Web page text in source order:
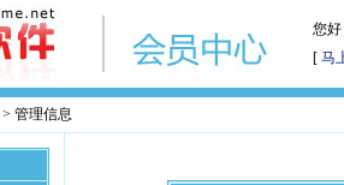
您
[ 马
> 管理信息